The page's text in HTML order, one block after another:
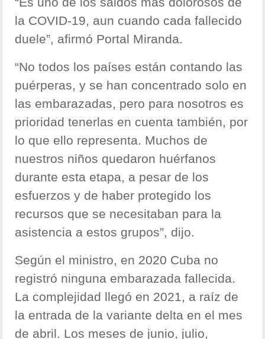
la COVID-19, aun cuando cada fallecido
duele”, afirmó Portal Miranda.
“No todos los países están contando las
puérperas, y se han concentrado solo en
las embarazadas, pero para nosotros es
prioridad tenerlas en cuenta también, por
lo que ello representa. Muchos de
nuestros niños quedaron huérfanos
durante esta etapa, a pesar de los
esfuerzos y de haber protegido los
recursos que se necesitaban para la
asistencia a estos grupos”, dijo.
Según el ministro, en 2020 Cuba no
registró ninguna embarazada fallecida.
La complejidad llegó en 2021, a raíz de
la entrada de la variante delta en el mes
de abril. Los meses de junio, julio,